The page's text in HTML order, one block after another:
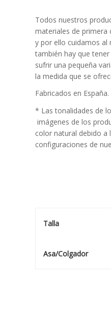
Todos nuestros
materiales de
y por ello cuidamos al
también hay que
sufrir una pequeña
la medida que se
Fabricados en España.
* Las tonalidades de
imágenes de los
color natural debido a
configuraciones de
Talla
Asa/Colgador